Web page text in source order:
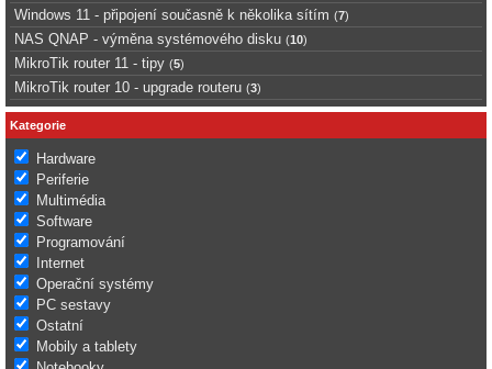
Windows 11 - připojení současně k několika sítím (7)
NAS QNAP - výměna systémového disku (10)
MikroTik router 11 - tipy (5)
MikroTik router 10 - upgrade routeru (3)
Kategorie
Hardware
Periferie
Multimédia
Software
Programování
Internet
Operační systémy
PC sestavy
Ostatní
Mobily a tablety